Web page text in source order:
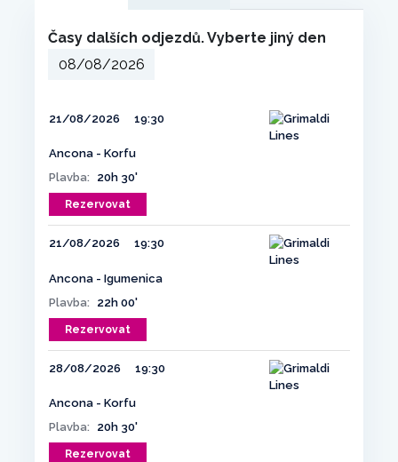
Časy dalších odjezdů. Vyberte jiný den
21/08/2026 19:30
Ancona - Korfu
Plavba:
20h 30'
Rezervovat
21/08/2026 19:30
Ancona - Igumenica
Plavba:
22h 00'
Rezervovat
28/08/2026 19:30
Ancona - Korfu
Plavba:
20h 30'
Rezervovat